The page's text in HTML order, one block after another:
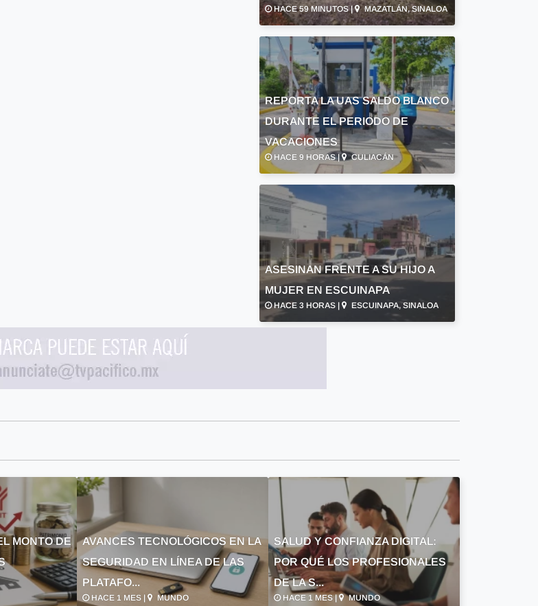
HACE 59 MINUTOS | MAZATLÁN, SINALOA
REPORTA LA UAS SALDO BLANCO
DURANTE EL PERIODO DE
VACACIONES
HACE 9 HORAS | CULIACÁN
ASESINAN FRENTE A SU HIJO A
MUJER EN ESCUINAPA
HACE 3 HORAS | ESCUINAPA, SINALOA
MONTO DE
AVANCES TECNOLÓGICOS EN LA
SEGURIDAD EN LÍNEA DE LAS
PLATAFO...
HACE 1 MES | MUNDO
SALUD Y CONFIANZA DIGITAL:
POR QUÉ LOS PROFESIONALES
DE LA S...
HACE 1 MES | MUNDO